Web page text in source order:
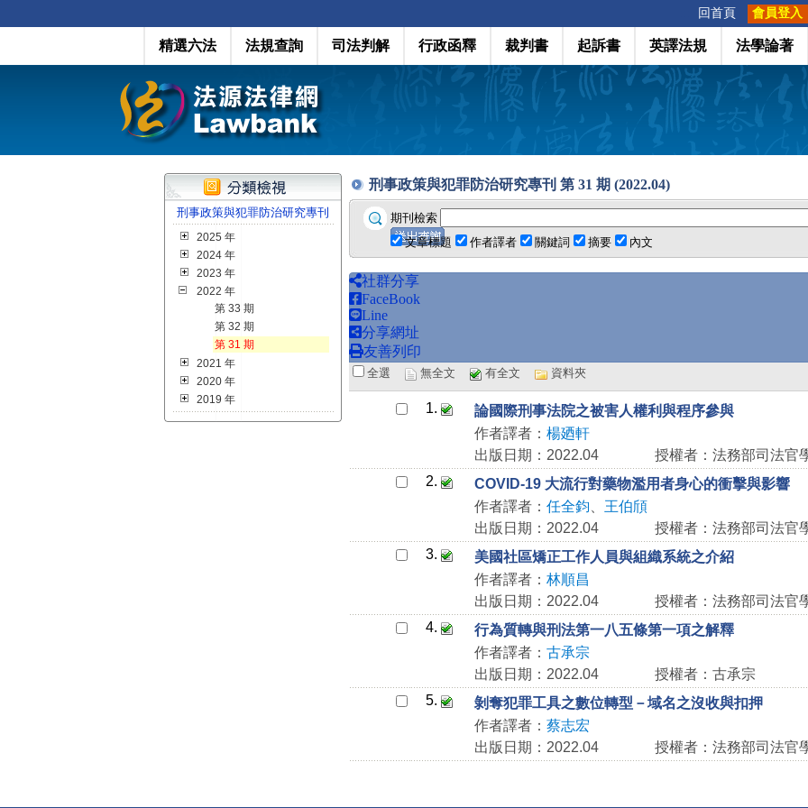
回首頁 會員登入
精選六法 法規查詢 司法判解 行政函釋 裁判書 起訴書 英譯法規 法學論著
刑事政策與犯罪防治研究專刊
2025 年
2024 年
2023 年
2022 年
第 33 期
第 32 期
第 31 期
2021 年
2020 年
2019 年
刑事政策與犯罪防治研究專刊 第 31 期 (2022.04)
期刊檢索
文章標題
作者譯者 關鍵詞 摘要 內文
社群分享
FaceBook
Line
分享網址
友善列印
全選 無全文 有全文 資料夾
1.
論國際刑事法院之被害人權利與程序參與
作者譯者： 楊廼軒
出版日期：2022.04
授權者：法務部司法官
2.
COVID-19 大流行對藥物濫用者身心的衝擊與影響
作者譯者： 任全鈞
王伯頎
出版日期：2022.04
授權者：法務部司法官
3.
美國社區矯正工作人員與組織系統之介紹
作者譯者： 林順昌
出版日期：2022.04
授權者：法務部司法官
4.
行為質轉與刑法第一八五條第一項之解釋
作者譯者： 古承宗
出版日期：2022.04
授權者：古承宗
5.
剝奪犯罪工具之數位轉型－域名之沒收與扣押
作者譯者： 蔡志宏
出版日期：2022.04
授權者：法務部司法官